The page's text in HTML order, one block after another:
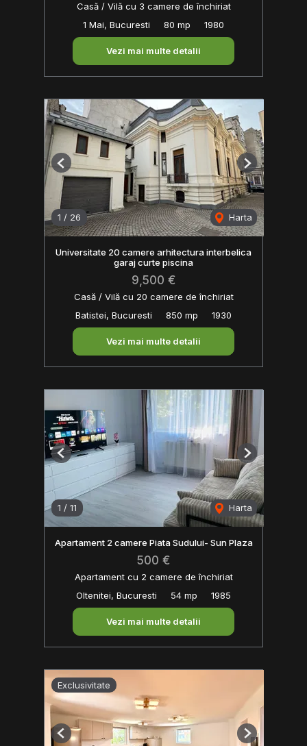
Casă / Vilă cu 3 camere de închiriat
1 Mai, Bucuresti
80 mp 1980
Vezi mai multe detalii
1 / 26 Harta
Previous Next
Universitate 20 camere arhitectura interbelica
garaj curte piscina
9,500 €
Casă / Vilă cu 20 camere de închiriat
Batistei, Bucuresti
850 mp 1930
Vezi mai multe detalii
1 / 11 Harta
Previous Next
Apartament 2 camere Piata Sudului- Sun Plaza
500 €
Apartament cu 2 camere de închiriat
Oltenitei, Bucuresti
54 mp 1985
Vezi mai multe detalii
Exclusivitate
Previous Next